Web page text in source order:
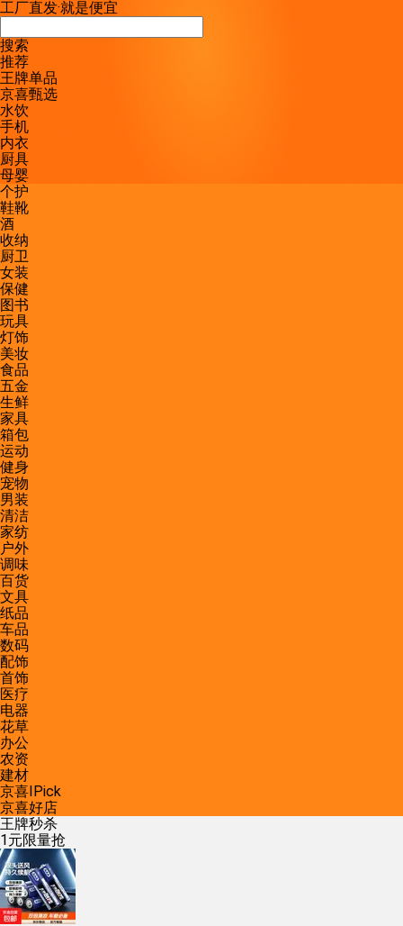
工厂直发·就是便宜
搜索
推荐
王牌单品
京喜甄选
水饮
手机
内衣
厨具
母婴
个护
鞋靴
酒
收纳
厨卫
女装
保健
图书
玩具
灯饰
美妆
食品
五金
生鲜
家具
箱包
运动
健身
宠物
男装
清洁
家纺
户外
调味
百货
文具
纸品
车品
数码
配饰
首饰
医疗
电器
花草
办公
农资
建材
京喜IPick
京喜好店
王牌秒杀
1元限量抢